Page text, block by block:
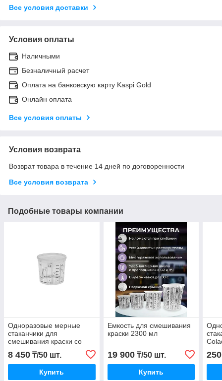
Все условия доставки
Условия оплаты
Наличными
Безналичный расчет
Оплата на банковскую карту Kaspi Gold
Онлайн оплата
Все условия оплаты
Условия возврата
Возврат товара в течение 14 дней по договоренности
Все условия возврата
Подобные товары компании
Одноразовые мерные
стаканчики для
смешивания краски со
шкалой JP 385 мл
8 450 ₸/50 шт.
Купить
Емкость для смешивания
краски 2300 мл
19 900₸/50 шт.
Купить
250